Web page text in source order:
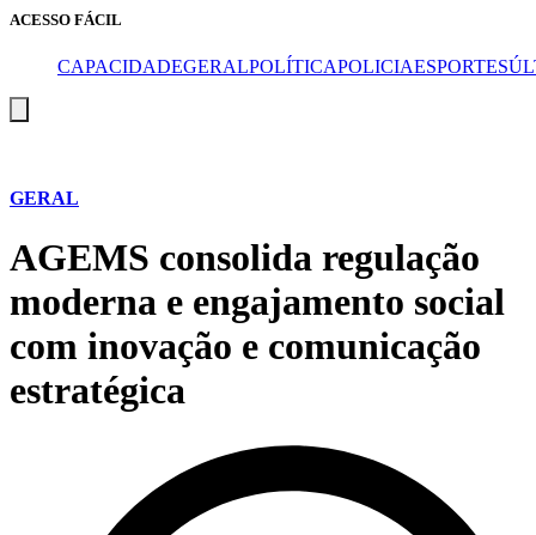
ACESSO FÁCIL
CAPACIDADEGERALPOLÍTICAPOLICIAESPORTES
de
GERAL
AGEMS consolida regulação
moderna e engajamento social
com inovação e comunicação
estratégica